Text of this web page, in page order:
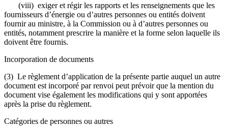
(viii) exiger et régir les rapports et les renseignements que les
fournisseurs d’énergie ou d’autres personnes ou entités doivent
fournir au ministre, à la Commission ou à d’autres personnes ou
entités, notamment prescrire la manière et la forme selon laquelle ils
doivent être fournis.
Incorporation de documents
(3) Le règlement d’application de la présente partie auquel un autre
document est incorporé par renvoi peut prévoir que la mention du
document vise également les modifications qui y sont apportées
après la prise du règlement.
Catégories de personnes ou autres